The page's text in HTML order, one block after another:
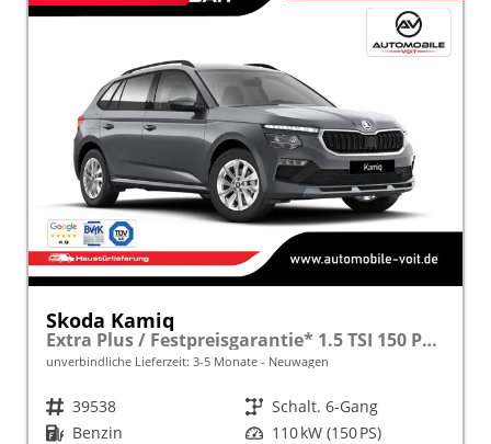
Skoda Kamiq
Extra Plus / Festpreisgarantie* 1.5 TSI 150 PS frei konfigurierbar!
unverbindliche Lieferzeit: 3-5 Monate Neuwagen
Fahrzeugnr. 39538 Getriebe Schalt. 6-Gang
Kraftstoff Benzin Leistung 110 kW (150 PS)